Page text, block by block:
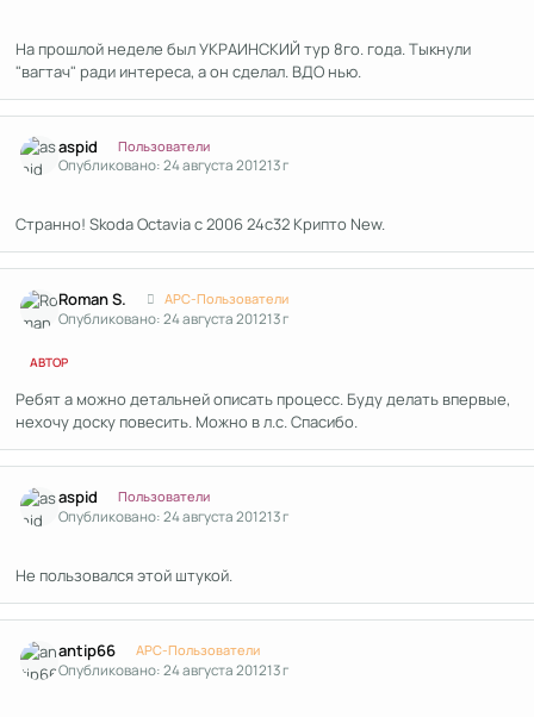
На прошлой неделе был УКРАИНСКИЙ тур 8го. года. Тыкнули
"вагтач" ради интереса, а он сделал. ВДО нью.
aspid Пользователи
Опубликовано:24 августа 201213 г
Странно! Skoda Octavia c 2006 24c32 Крипто New.
Roman S. APC-Пользователи
Опубликовано:24 августа 201213 г
АВТОР
Ребят а можно детальней описать процесс. Буду делать впервые,
нехочу доску повесить. Можно в л.с. Спасибо.
aspid Пользователи
Опубликовано:24 августа 201213 г
Не пользовался этой штукой.
antip66 APC-Пользователи
Опубликовано:24 августа 201213 г